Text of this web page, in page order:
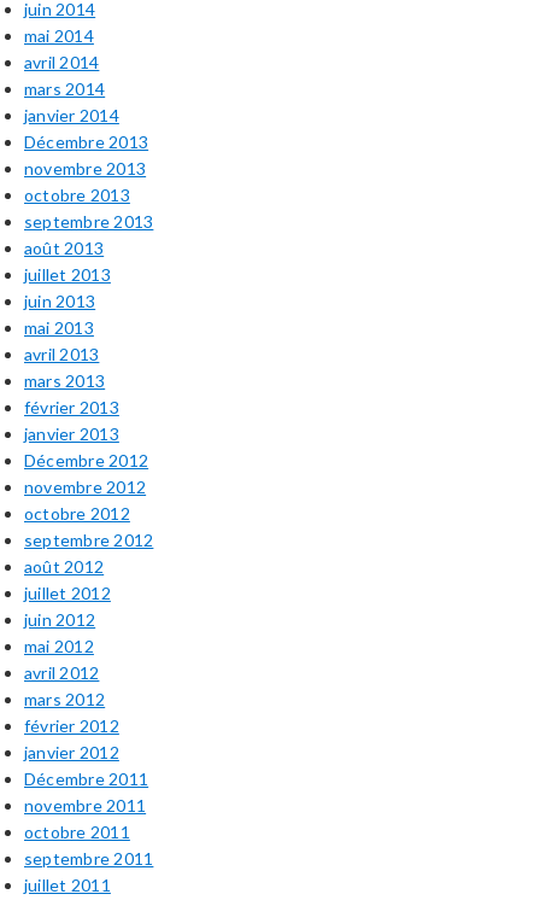
juin 2014
mai 2014
avril 2014
mars 2014
janvier 2014
Décembre 2013
novembre 2013
octobre 2013
septembre 2013
août 2013
juillet 2013
juin 2013
mai 2013
avril 2013
mars 2013
février 2013
janvier 2013
Décembre 2012
novembre 2012
octobre 2012
septembre 2012
août 2012
juillet 2012
juin 2012
mai 2012
avril 2012
mars 2012
février 2012
janvier 2012
Décembre 2011
novembre 2011
octobre 2011
septembre 2011
juillet 2011